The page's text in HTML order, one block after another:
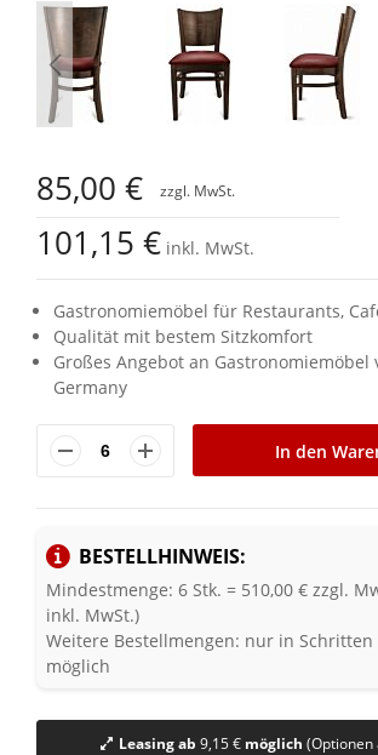
der
Bildgalerie
springen
85,00 €
101,15 € inkl. MwSt.
Gastronomiemöbel für Restaurants,
Qualität mit bestem Sitzkomfort
Großes Angebot an Gastronomiemöbel
Germany
In den
BESTELLHINWEIS:
Mindestmenge: 6 Stk. = 510,00 € zzgl.
inkl. MwSt.)
Weitere Bestellmengen: nur in Schritten
möglich
Leasing ab 9,15 €möglich (Optionen